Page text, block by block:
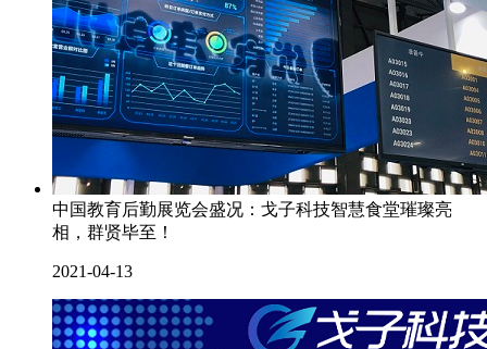
中国教育后勤展览会盛况：戈子科技智慧食堂璀璨亮
相，群贤毕至！
2021-04-13